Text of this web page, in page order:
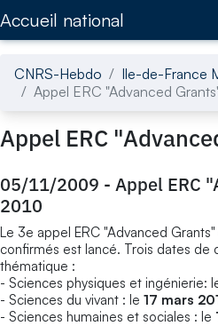
Accueil national
CNRS-Hebdo Ile-de-France
Appel ERC "Advanced
Appel ERC
05/11/2009 - Appel ERC
2010
Le 3e appel ERC "Advanced
confirmés est lancé. Trois dates de
thématique :
- Sciences physiques et ingénierie:
- Sciences du vivant : le 17 mars
- Sciences humaines et sociales : le